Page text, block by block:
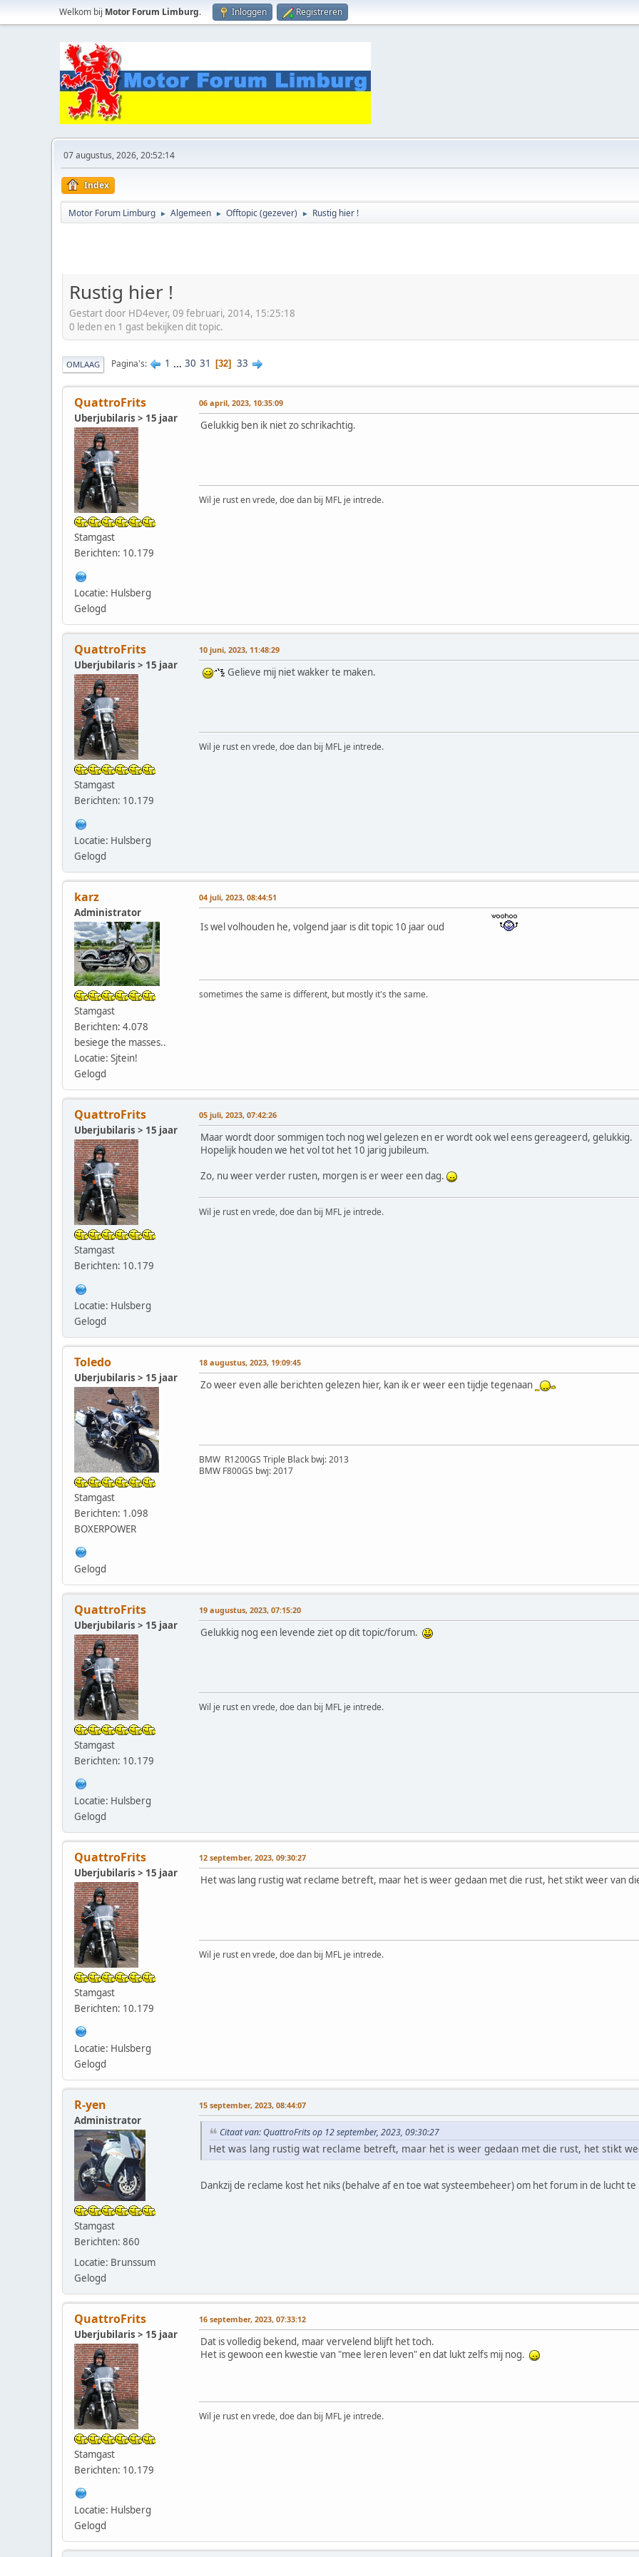
Welkom bij Motor Forum Limburg. Inloggen Registreren
07 augustus, 2026, 20:52:14
Index
Motor Forum Limburg ► Algemeen ► Offtopic (gezever) ► Rustig hier !
Rustig hier !
Gestart door HD4ever, 09 februari, 2014, 15:25:18
0 leden en 1 gast bekijken dit topic.
OMLAAG Pagina's 1 ... 30 31 32 33
QuattroFrits
Uberjubilaris > 15 jaar
Stamgast
Berichten: 10.179
Locatie: Hulsberg
Gelogd
06 april, 2023, 10:35:09
Gelukkig ben ik niet zo schrikachtig.
Wil je rust en vrede, doe dan bij MFL je intrede.
QuattroFrits
Uberjubilaris > 15 jaar
Stamgast
Berichten: 10.179
Locatie: Hulsberg
Gelogd
10 juni, 2023, 11:48:29
Gelieve mij niet wakker te maken.
Wil je rust en vrede, doe dan bij MFL je intrede.
karz
Administrator
Stamgast
Berichten: 4.078
besiege the masses..
Locatie: Sjtein!
Gelogd
04 juli, 2023, 08:44:51
Is wel volhouden he, volgend jaar is dit topic 10 jaar oud
sometimes the same is different, but mostly it's the same.
QuattroFrits
Uberjubilaris > 15 jaar
Stamgast
Berichten: 10.179
Locatie: Hulsberg
Gelogd
05 juli, 2023, 07:42:26
Maar wordt door sommigen toch nog wel gelezen en er wordt ook wel eens gereageerd, gelukkig.
Hopelijk houden we het vol tot het 10 jarig jubileum.
Zo, nu weer verder rusten, morgen is er weer een dag.
Wil je rust en vrede, doe dan bij MFL je intrede.
Toledo
Uberjubilaris > 15 jaar
Stamgast
Berichten: 1.098
BOXERPOWER
Gelogd
18 augustus, 2023, 19:09:45
Zo weer even alle berichten gelezen hier, kan ik er weer een tijdje tegenaan
BMW R1200GS Triple Black bwj: 2013
BMW F800GS bwj: 2017
QuattroFrits
Uberjubilaris > 15 jaar
Stamgast
Berichten: 10.179
Locatie: Hulsberg
Gelogd
19 augustus, 2023, 07:15:20
Gelukkig nog een levende ziet op dit topic/forum.
Wil je rust en vrede, doe dan bij MFL je intrede.
QuattroFrits
Uberjubilaris > 15 jaar
Stamgast
Berichten: 10.179
Locatie: Hulsberg
Gelogd
12 september, 2023, 09:30:27
Het was lang rustig wat reclame betreft, maar het is weer gedaan met die rust, het stikt weer van
Wil je rust en vrede, doe dan bij MFL je intrede.
R-yen
Administrator
Stamgast
Berichten: 860
Locatie: Brunssum
Gelogd
15 september, 2023, 08:44:07
Citaat van: QuattroFrits op 12 september, 2023, 09:30:27
Het was lang rustig wat reclame betreft, maar het is weer gedaan met die rust, het stikt
Dankzij de reclame kost het niks (behalve af en toe wat systeembeheer) om het forum in de lucht
QuattroFrits
Uberjubilaris > 15 jaar
Stamgast
Berichten: 10.179
Locatie: Hulsberg
Gelogd
16 september, 2023, 07:33:12
Dat is volledig bekend, maar vervelend blijft het toch.
Het is gewoon een kwestie van "mee leren leven" en dat lukt zelfs mij nog.
Wil je rust en vrede, doe dan bij MFL je intrede.